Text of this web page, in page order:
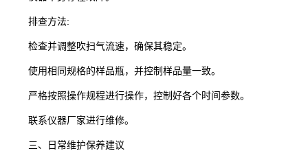
排查方法:
检查并调整吹扫气流速，确保其稳定。
使用相同规格的样品瓶，并控制样品量一致。
严格按照操作规程进行操作，控制好各个时间参数。
联系仪器厂家进行维修。
三、日常维护保养建议